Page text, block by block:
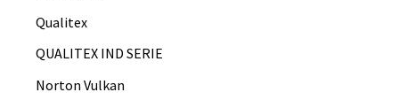
Qualitex
QUALITEX IND SERIE
Norton Vulkan